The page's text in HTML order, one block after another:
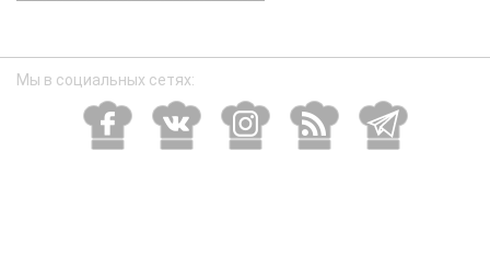
Мы в социальных сетях: